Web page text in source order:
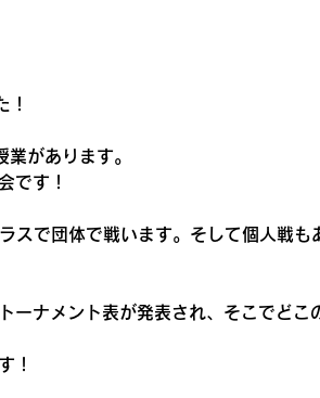
！
があります。
です！
スで団体で戦います。そして個人戦も
ーナメント表が発表され、そこでどこ
！